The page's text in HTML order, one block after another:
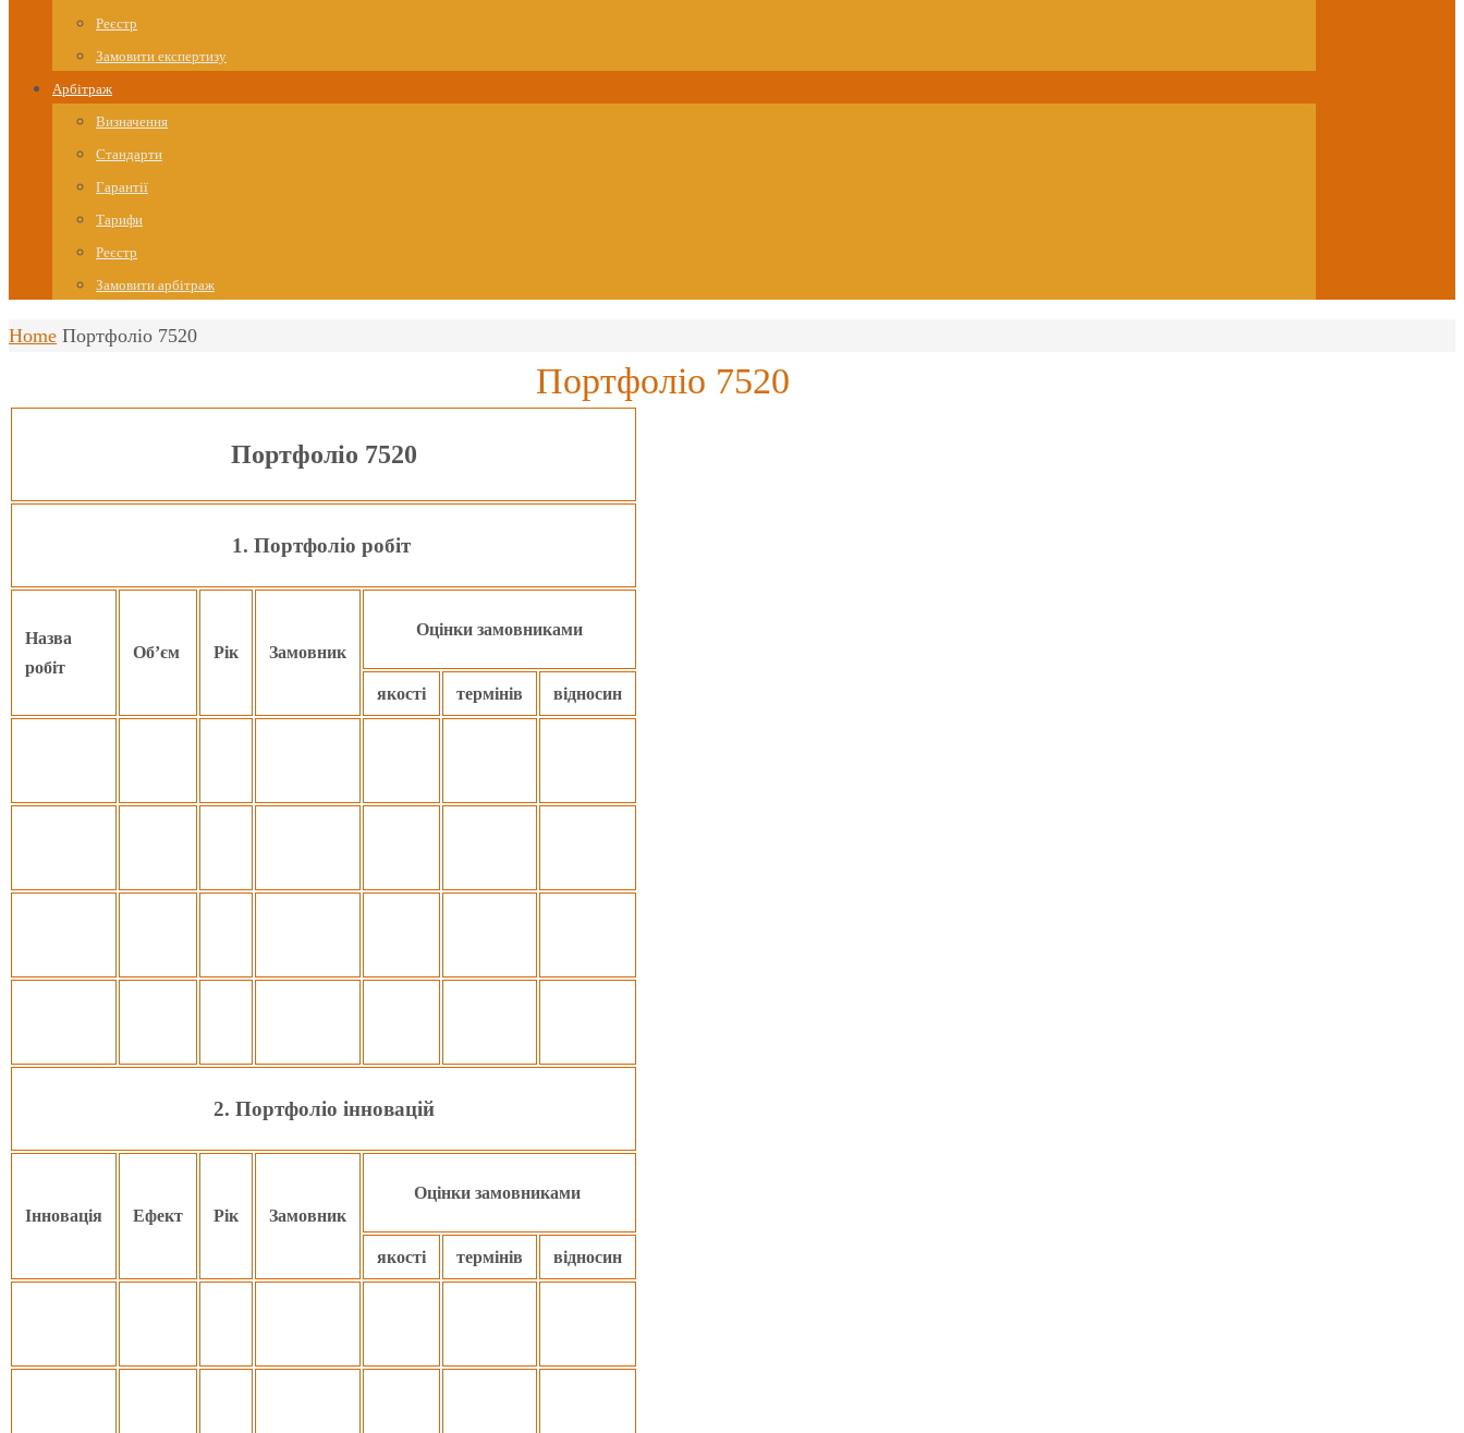
Реєстр
Замовити експертизу
Арбітраж
Визначення
Стандарти
Гарантії
Тарифи
Реєстр
Замовити арбітраж
Home Портфоліо 7520
Портфоліо 7520
Портфоліо 7520
1. Портфоліо робіт
Назва
робіт
Об’єм Рік Замовник
Оцінки замовниками
якості термінів відносин
2. Портфоліо інновацій
Інновація Ефект Рік Замовник
Оцінки замовниками
якості термінів відносин